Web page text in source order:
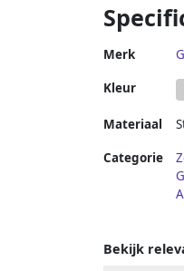
Merk
Kleur
Materiaal
Categorie
Bekijk